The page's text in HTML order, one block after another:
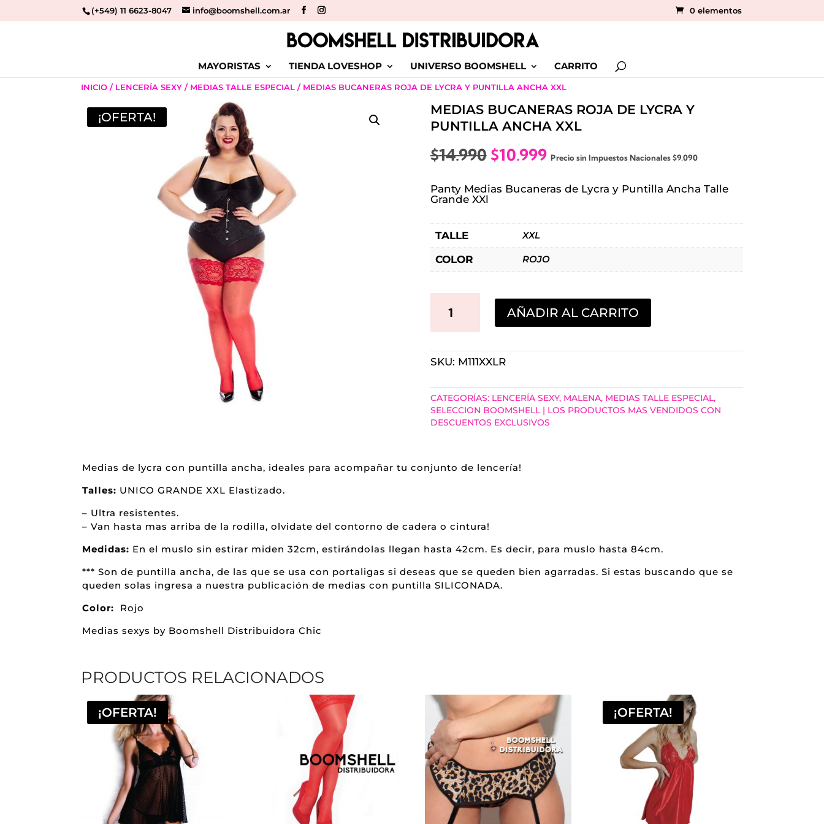
(+549) 11 6623-8047 info@boomshell.com.ar 0 elementos
MAYORISTAS TIENDA LOVESHOP UNIVERSO BOOMSHELL CARRITO
INICIO / LENCERÍA SEXY / MEDIAS TALLE ESPECIAL / MEDIAS BUCANERAS ROJA DE LYCRA Y PUNTILLA ANCHA XXL
¡OFERTA!
MEDIAS BUCANERAS ROJA DE LYCRA Y
PUNTILLA ANCHA XXL
$14.990 El
original
$14.990.
$10.999El
actual
$10.999.
Precio sin Impuestos Nacionales$9.090
Panty Medias Bucaneras de Lycra y Puntilla Ancha Talle
Grande XXl
TALLE XXL
COLOR ROJO
BUCANERAS
DE
LYCRA
Y
PUNTILLA
XXL
AÑADIR AL CARRITO
SKU: M111XXLR
CATEGORÍAS: LENCERÍA SEXY, MALENA, MEDIAS TALLE ESPECIAL,
SELECCION BOOMSHELL | LOS PRODUCTOS MAS VENDIDOS CON
DESCUENTOS EXCLUSIVOS
Medias de lycra con puntilla ancha, ideales para acompañar tu conjunto de lencería!
Talles: UNICO GRANDE XXL Elastizado.
– Ultra resistentes.
– Van hasta mas arriba de la rodilla, olvidate del contorno de cadera o cintura!
Medidas: En el muslo sin estirar miden 32cm, estirándolas llegan hasta 42cm. Es decir, para muslo hasta 84cm.
*** Son de puntilla ancha, de las que se usa con portaligas si deseas que se queden bien agarradas. Si estas buscando que se
queden solas ingresa a nuestra publicación de medias con puntilla SILICONADA.
Color: Rojo
Medias sexys by Boomshell Distribuidora Chic
PRODUCTOS RELACIONADOS
¡OFERTA! ¡OFERTA!